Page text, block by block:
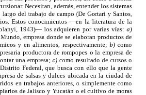
Necesitan, además, entender los sistemas
del trabajo de campo (De Gortari y Santos,
Estos conocimientos —en la literatura de la
1943)— los adquieren por varias vías:a)
empresa donde se elaboran productos de
y en alimentos, respectivamente; b)como
productora de rompopes o la empresa de
una empresa;c) como resultado de cursos o
Federal, que busca con ello que la gente
de salsas y dulces ubicada en la ciudad de
en trabajos anteriores, o simplemente como
de Jalisco y Yucatán o el cultivo de moras